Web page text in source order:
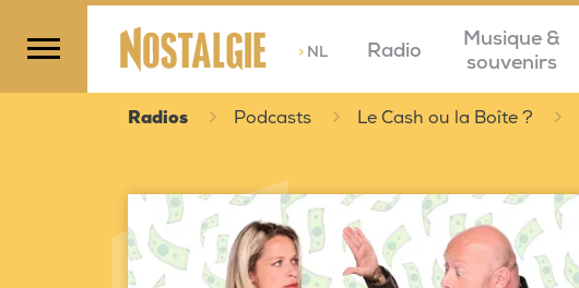
>NL Radio
Musique &
souvenirs
Radios Podcasts Le Cash ou la Boîte ?